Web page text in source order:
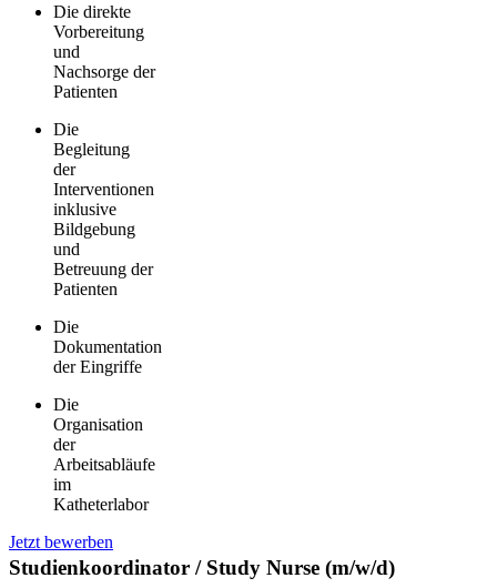
Die direkte
Vorbereitung
und
Nachsorge der
Patienten
Die
Begleitung
der
Interventionen
inklusive
Bildgebung
und
Betreuung der
Patienten
Die
Dokumentation
der Eingriffe
Die
Organisation
der
Arbeitsabläufe
im
Katheterlabor
Jetzt bewerben
Studienkoordinator / Study Nurse (m/w/d)